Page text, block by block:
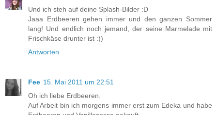
Und ich steh auf deine Splash-Bilder :D
Jaaa Erdbeeren gehen immer und den ganzen Sommer
lang! Und endlich noch jemand, der seine Marmelade mit
Frischkäse drunter ist :))
Antworten
Fee 15. Mai 2011 um 22:51
Oh ich liebe Erdbeeren.
Auf Arbeit bin ich morgens immer erst zum Edeka und habe